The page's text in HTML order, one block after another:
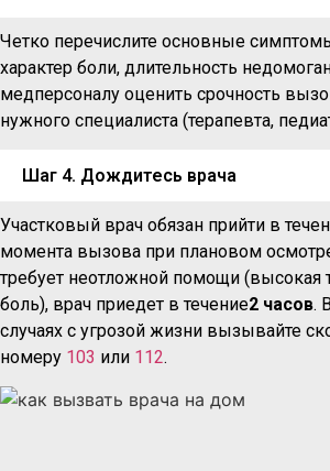
Четко перечислите основные
характер боли, длительность
медперсоналу оценить срочность
нужного специалиста (терапевта,
Шаг 4. Дождитесь врача
Участковый врач обязан прийти в
момента вызова при плановом
требует неотложной помощи (высокая
боль), врач приедет в течение2 часов.
случаях с угрозой жизни вызывайте
номеру 103 или 112.